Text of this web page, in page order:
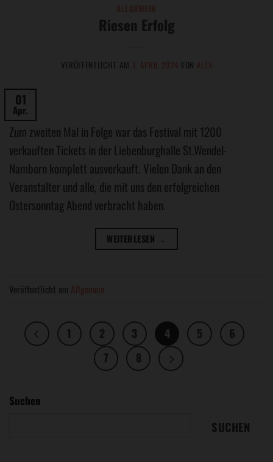
Riesen Erfolg
VERÖFFENTLICHT AM 1. APRIL 2024 VON ALEX
01
Apr.
Zum zweiten Mal in Folge war das Festival mit 1200
verkauften Tickets in der Liebenburghalle St.Wendel-
Namborn komplett ausverkauft. Vielen Dank an den
Veranstalter und alle, die mit uns den erfolgreichen
Ostersonntag Abend verbracht haben.
WEITERLESEN →
Veröffentlicht am Allgemein
1 2 3 4 5
6
7
8
Suchen
SUCHEN